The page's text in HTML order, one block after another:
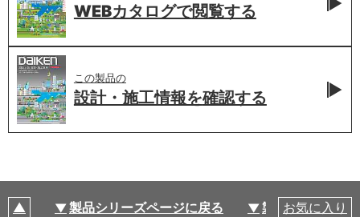
WEBカタログで閲覧する
この製品の
設計・施工情報を確認する
製品シリーズページに戻る 製品仕様
お気に入り